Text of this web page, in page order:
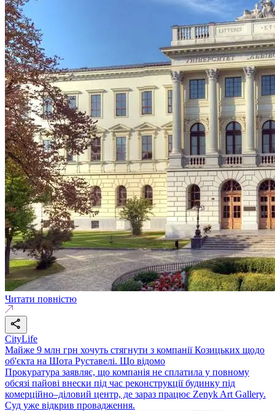
Читати повністю
CityLife
Майже 9 млн грн хочуть стягнути з компанії Козицьких щодо
об'єкта на Шота Руставелі. Що відомо
Прокуратура заявляє, що компанія не сплатила у повному
обсязі пайові внески під час реконструкції будинку під
комерційно–діловий центр, де зараз працює Zenyk Art Gallery.
Суд уже відкрив провадження.